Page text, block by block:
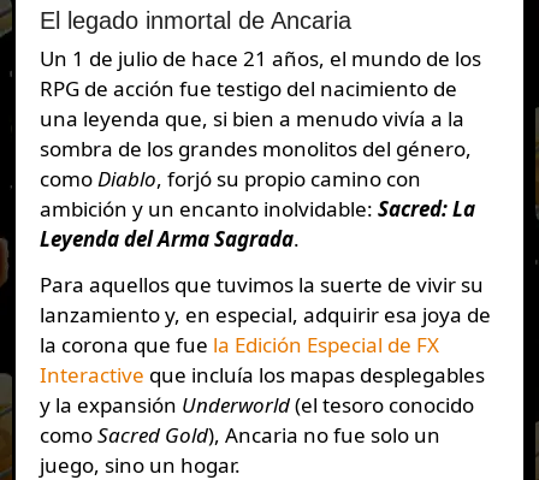
El legado inmortal de Ancaria
Un 1 de julio de hace 21 años, el mundo de los
RPG de acción fue testigo del nacimiento de
una leyenda que, si bien a menudo vivía a la
sombra de los grandes monolitos del género,
comoDiablo, forjó su propio camino con
ambición y un encanto inolvidable: Sacred: La
Leyenda del Arma Sagrada.
Para aquellos que tuvimos la suerte de vivir su
lanzamiento y, en especial, adquirir esa joya de
la corona que fue la Edición Especial de FX
Interactive que incluía los mapas desplegables
y la expansión Underworld(el tesoro conocido
comoSacred Gold), Ancaria no fue solo un
juego, sino un hogar.